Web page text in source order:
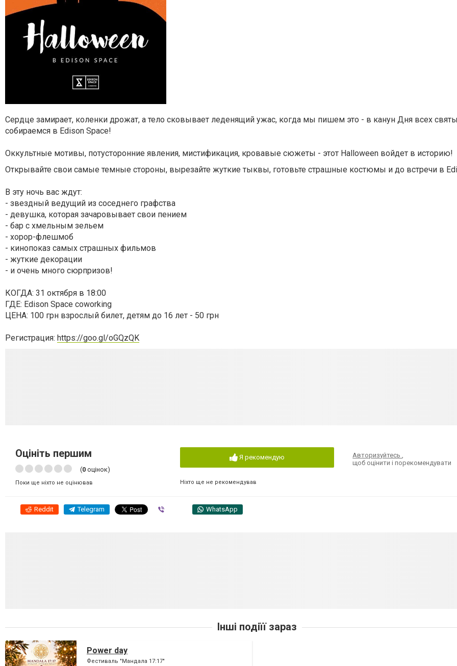
Сердце замирает, коленки дрожат, а тело сковывает леденящий ужас, когда мы пишем это - в канун Дня всех
собираемся в Edison Space!
Оккультные мотивы, потусторонние явления, мистификация, кровавые сюжеты - этот Halloween войдет в историю!
Открывайте свои самые темные стороны, вырезайте жуткие тыквы, готовьте страшные костюмы и до встречи в
В эту ночь вас ждут:
- звездный ведущий из соседнего графства
- девушка, которая зачаровывает свои пением
- бар с хмельным зельем
- хорор-флешмоб
- кинопоказ самых страшных фильмов
- жуткие декорации
- и очень много сюрпризов!
КОГДА: 31 октября в 18:00
ГДЕ: Edison Space coworking
ЦЕНА: 100 грн взрослый билет, детям до 16 лет - 50 грн
Регистрация: https://goo.gl/oGQzQK
Оцініть першим
(0 оцінок)
Поки ще ніхто не оцінював
Я рекомендую
Ніхто ще не рекомендував
Авторизуйтесь
щоб оцінити і порекомендувати
Reddit Telegram WhatsApp
Інші подіїї зараз
Power day
Фестиваль "Мандала 17:17"